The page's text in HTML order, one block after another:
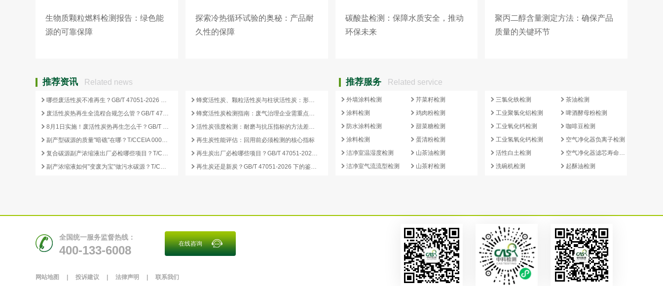
生物质颗粒燃料检测报告：绿色能
源的可靠保障
探索冷热循环试验的奥秘：产品耐
久性的保障
碳酸盐检测：保障水质安全，推动
环保未来
聚丙二醇含量测定方法：确保产品
质量的关键环节
推荐资讯 Related news 推荐服务 Related service
哪些废活性炭不准再生？GB/T 47051-2026 划定的禁止再生红线
废活性炭热再生全流程合规怎么管？GB/T 47051-2026 从分类到出厂检测
8月1日实施！废活性炭热再生怎么干？GB/T 47051-2026 八步程序这样落地
副产型碳源的质量"暗礁"在哪？T/CCEIA 0006-2026 重金属与 COD 合规红线
复合碳源副产浓缩液出厂必检哪些项目？T/CCEIA 0006-2026 检测清单
副产浓缩液如何"变废为宝"做污水碳源？T/CCEIA 0006-2026 核心解读
蜂窝活性炭、颗粒活性炭与柱状活性炭：形态差异与检测重点对照
蜂窝活性炭检测指南：废气治理企业需重点关注的5项核心指标
活性炭强度检测：耐磨与抗压指标的方法差异及验收意义
再生炭性能评估：回用前必须检测的核心指标
再生炭出厂必检哪些项目？GB/T 47051-2026 再生活性炭检测清单这样列
再生炭还是新炭？GB/T 47051-2026 下的鉴别方法与判定要点
外墙涂料检测
涂料检测
防水涂料检测
涂料检测
洁净室温湿度检测
洁净室气流流型检测
芹菜籽检测
鸡肉粉检测
甜菜糖检测
蛋清粉检测
山茶油检测
山茶籽检测
三氯化铁检测
工业聚氯化铝检测
工业氧化钙检测
工业氢氧化钙检测
活性白土检测
洗碗机检测
茶油检测
啤酒酵母粉检测
咖啡豆检测
空气净化器负离子检测
空气净化器滤芯寿命检测
起酥油检测
全国统一服务监督热线：
400-133-6008 在线咨询
网站地图 投诉建议 法律声明 联系我们